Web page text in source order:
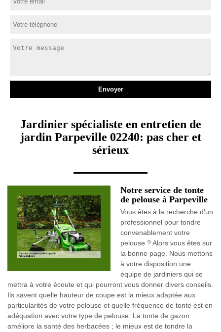
Jardinier spécialiste en entretien de
jardin Parpeville 02240: pas cher et
sérieux
Notre service de tonte
de pelouse à Parpeville
Vous êtes à la recherche d’un
professionnel pour tondre
convenablement votre
pelouse ? Alors vous êtes sur
la bonne page. Nous mettons
à votre disposition une
équipe de jardiniers qui se
mettra à votre écoute et qui pourront vous donner divers conseils.
Ils savent quelle hauteur de coupe est la mieux adaptée aux
particularités de votre pelouse et quelle fréquence de tonte est en
adéquation avec votre type de pelouse. La tonte de gazon
améliore la santé des herbacées ; le mieux est de tondre la